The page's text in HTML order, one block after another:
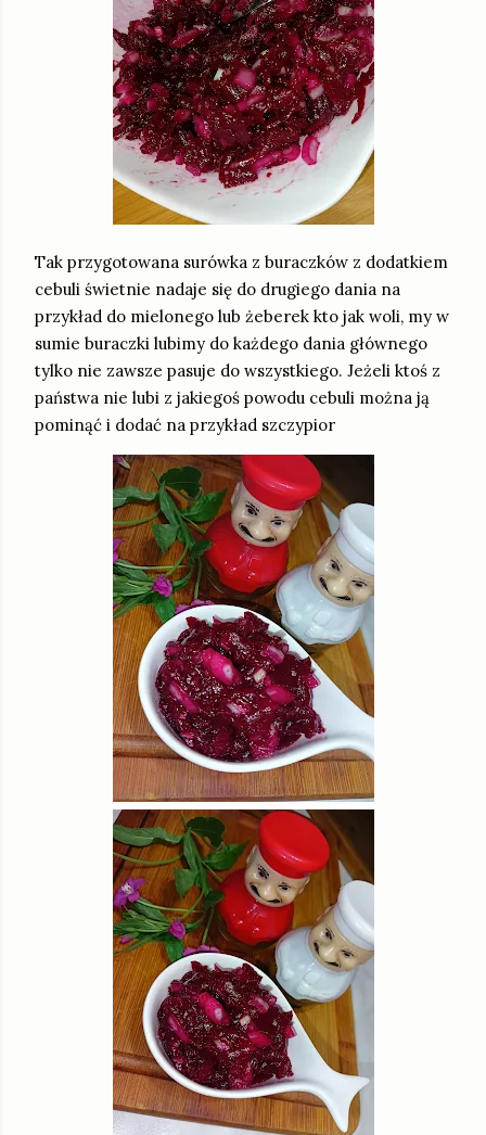
Tak przygotowana surówka z buraczków z dodatkiem
cebuli świetnie nadaje się do drugiego dania na
przykład do mielonego lub żeberek kto jak woli, my w
sumie buraczki lubimy do każdego dania głównego
tylko nie zawsze pasuje do wszystkiego. Jeżeli ktoś z
państwa nie lubi z jakiegoś powodu cebuli można ją
pominąć i dodać na przykład szczypior